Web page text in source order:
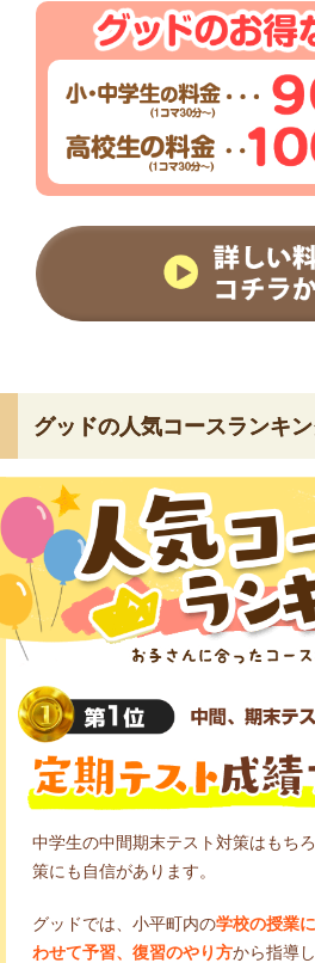
グッドの人気コースランキ
中学生の中間期末テスト対策はもち
策にも自信があります。
グッドでは、小平町内の学校の授業
わせて予習、復習のやり方から指導し